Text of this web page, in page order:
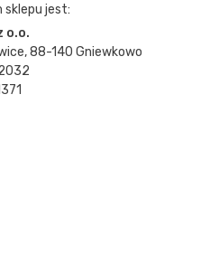
sklepu jest:
o.o.
88-140 Gniewkowo